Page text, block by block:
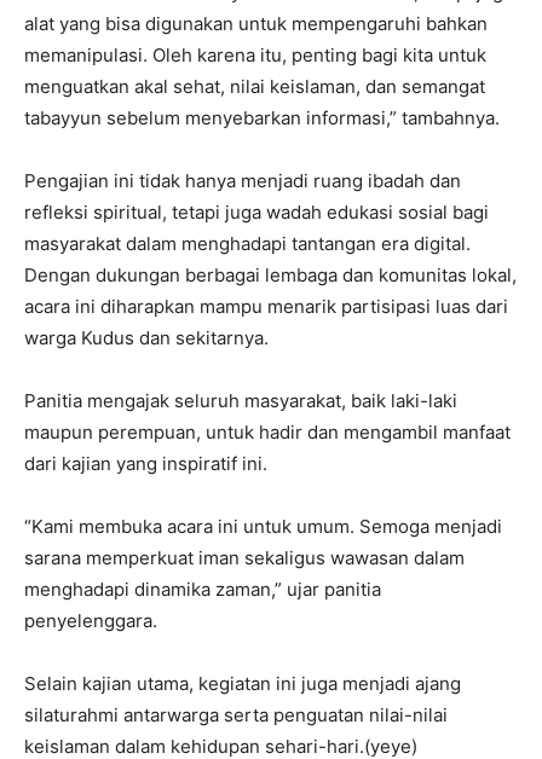
alat yang bisa digunakan untuk mempengaruhi bahkan
memanipulasi. Oleh karena itu, penting bagi kita untuk
menguatkan akal sehat, nilai keislaman, dan semangat
tabayyun sebelum menyebarkan informasi,” tambahnya.
Pengajian ini tidak hanya menjadi ruang ibadah dan
refleksi spiritual, tetapi juga wadah edukasi sosial bagi
masyarakat dalam menghadapi tantangan era digital.
Dengan dukungan berbagai lembaga dan komunitas lokal,
acara ini diharapkan mampu menarik partisipasi luas dari
warga Kudus dan sekitarnya.
Panitia mengajak seluruh masyarakat, baik laki-laki
maupun perempuan, untuk hadir dan mengambil manfaat
dari kajian yang inspiratif ini.
“Kami membuka acara ini untuk umum. Semoga menjadi
sarana memperkuat iman sekaligus wawasan dalam
menghadapi dinamika zaman,” ujar panitia
penyelenggara.
Selain kajian utama, kegiatan ini juga menjadi ajang
silaturahmi antarwarga serta penguatan nilai-nilai
keislaman dalam kehidupan sehari-hari.(yeye)